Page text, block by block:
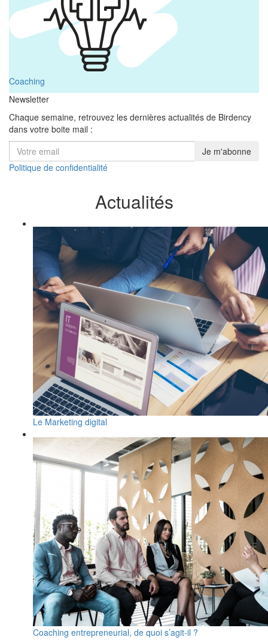
Coaching
Newsletter
Chaque semaine, retrouvez les dernières actualités de Birdency
dans votre boite mail :
Politique de confidentialité
Actualités
Le Marketing digital
Coaching entrepreneurial, de quoi s’agit-il ?